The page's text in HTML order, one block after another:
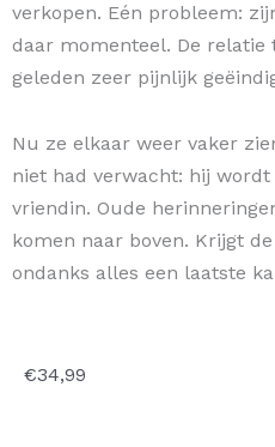
verkopen. Eén probleem:
daar momenteel. De relatie
geleden zeer pijnlijk
Nu ze elkaar weer vaker
niet had verwacht: hij
vriendin. Oude
komen naar boven. Krijgt
ondanks alles een laatste
€34,99